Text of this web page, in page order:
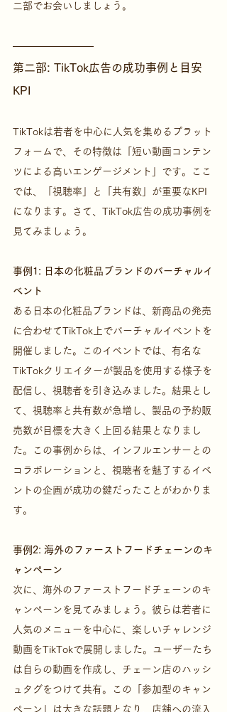
二部でお会いしましょう。
第二部: TikTok広告の成功事例と目安
KPI
TikTokは若者を中心に人気を集めるプラット
フォームで、その特徴は「短い動画コンテン
ツによる高いエンゲージメント」です。ここ
では、「視聴率」と「共有数」が重要なKPI
になります。さて、TikTok広告の成功事例を
見てみましょう。
事例1: 日本の化粧品ブランドのバーチャルイ
ベント
ある日本の化粧品ブランドは、新商品の発売
に合わせてTikTok上でバーチャルイベントを
開催しました。このイベントでは、有名な
TikTokクリエイターが製品を使用する様子を
配信し、視聴者を引き込みました。結果とし
て、視聴率と共有数が急増し、製品の予約販
売数が目標を大きく上回る結果となりまし
た。この事例からは、インフルエンサーとの
コラボレーションと、視聴者を魅了するイベ
ントの企画が成功の鍵だったことがわかりま
す。
事例2: 海外のファーストフードチェーンのキ
ャンペーン
次に、海外のファーストフードチェーンのキ
ャンペーンを見てみましょう。彼らは若者に
人気のメニューを中心に、楽しいチャレンジ
動画をTikTokで展開しました。ユーザーたち
は自らの動画を作成し、チェーン店のハッシ
ュタグをつけて共有。この「参加型のキャン
ペーン」は大きな話題となり、店舗への流入